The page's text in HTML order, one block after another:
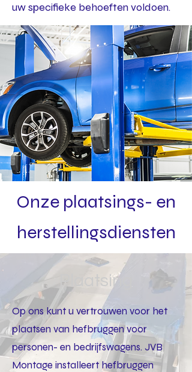
uw specifieke behoeften voldoen.
Onze plaatsings- en
herstellingsdiensten
Plaatsing
Op ons kunt u vertrouwen voor het
plaatsen van hefbruggen voor
personen- en bedrijfswagens. JVB
Montage installeert hefbruggen